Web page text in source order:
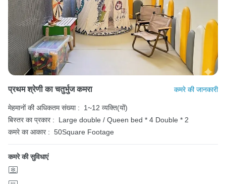
प्रथम श्रेणी का चतुर्भुज कमरा कमरे की जानकारी
मेहमानों की अधिकतम संख्या :
1~12 व्यक्ति(यों)
बिस्तर का प्रकार :
Large double / Queen bed * 4 Double * 2
कमरे का आकार : 50Square Footage
कमरे की सुविधाएं